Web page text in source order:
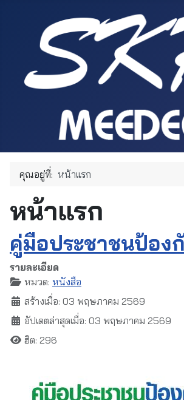
คุณอยู่ที่: หน้าแรก
หน้าแรก
คู่มือประชาชนป้อง
รายละเอียด
หมวด: หนังสือ
สร้างเมื่อ: 03 พฤษภาคม 2569
อัปเดตล่าสุดเมื่อ: 03 พฤษภาคม 2569
ฮิต: 296